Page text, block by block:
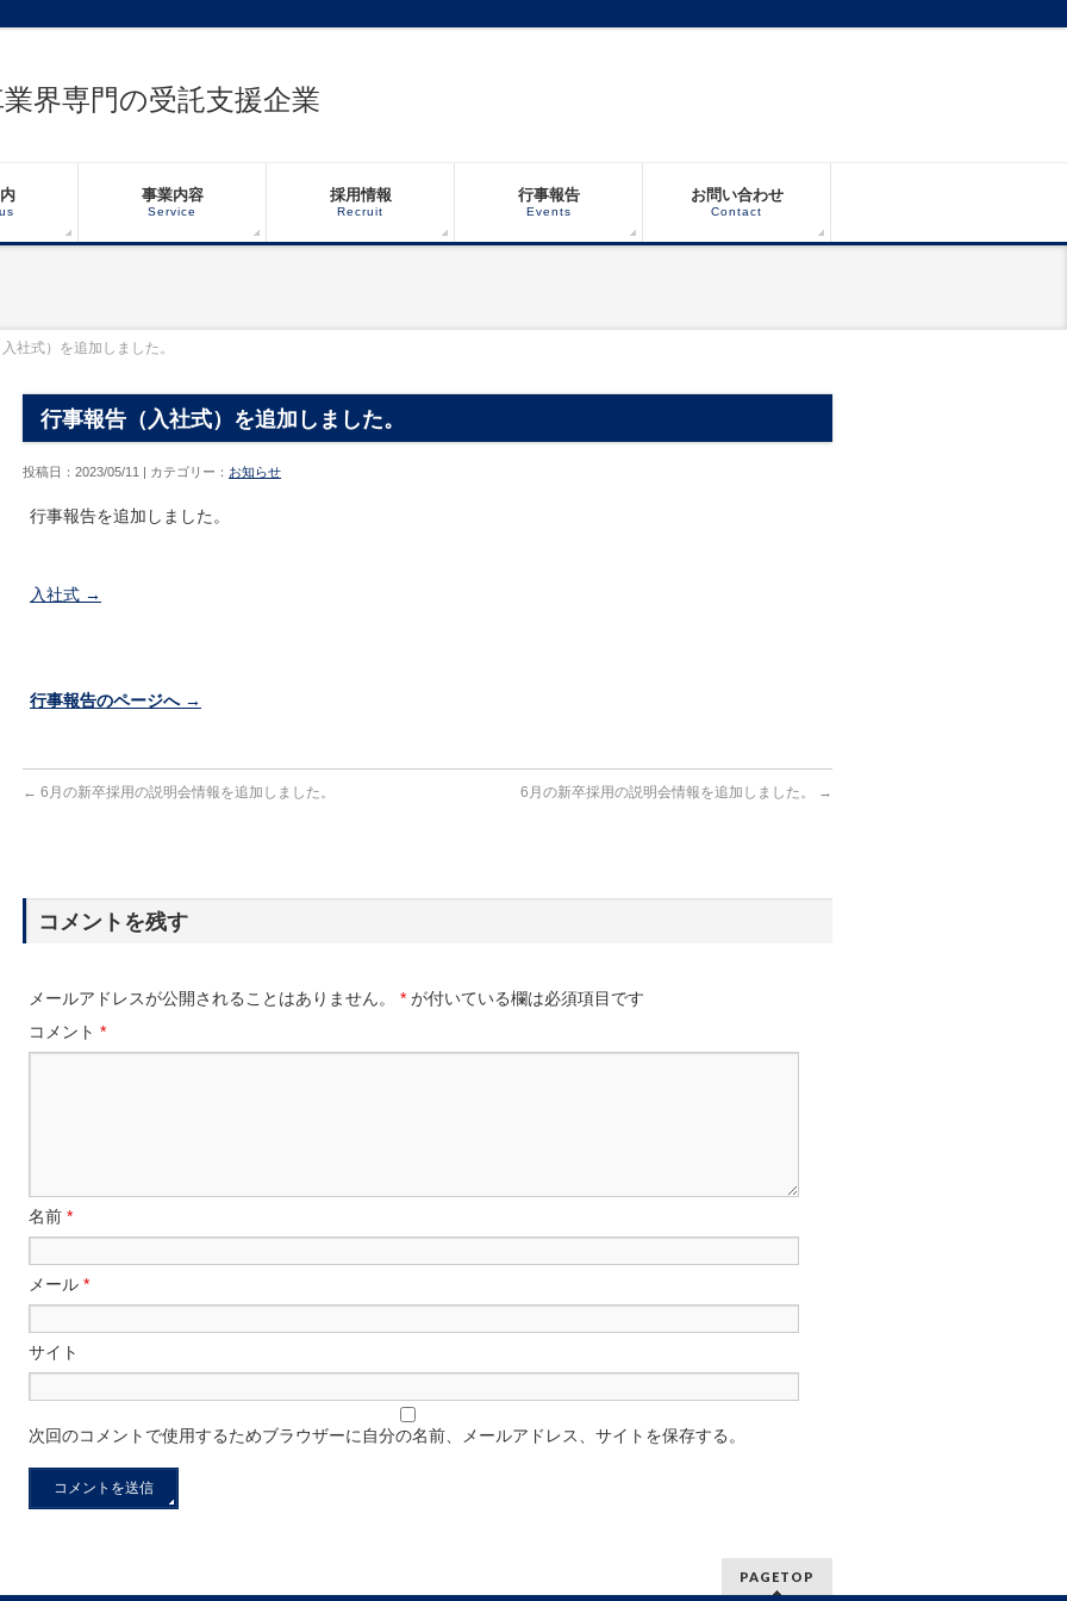
界専門の受託支援企業
事業内容
Service
採用情報
Recruit
行事報告
Events
お問い合わせ
Contact
社式）を追加しました。
行事報告（入社式）を追加しました。
投稿日：2023/05/11 | カテゴリー： お知らせ
行事報告を追加しました。
入社式 →
行事報告のページへ →
← 6月の新卒採用の説明会情報を追加しました。 6月の新卒採用の説明会情報を追加しました。 →
コメントを残す
メールアドレスが公開されることはありません。 * が付いている欄は必須項目です
コメント *
名前 *
メール *
サイト
次回のコメントで使用するためブラウザーに自分の名前、メールアドレス、サイトを保存する。
PAGETOP